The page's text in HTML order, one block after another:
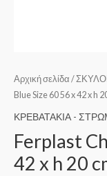
Αρχική σελίδα /ΣΚΥΛΟΙ
Blue Size 60 56 x 42 x h
ΚΡΕΒΑΤΑΚΙΑ -
Ferplast
42 x h 20